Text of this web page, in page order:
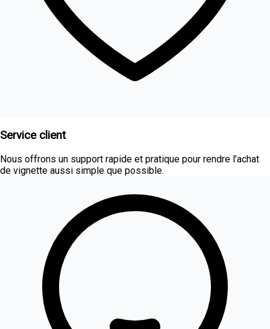
Service client
Nous offrons un support rapide et pratique pour rendre l’achat
de vignette aussi simple que possible.